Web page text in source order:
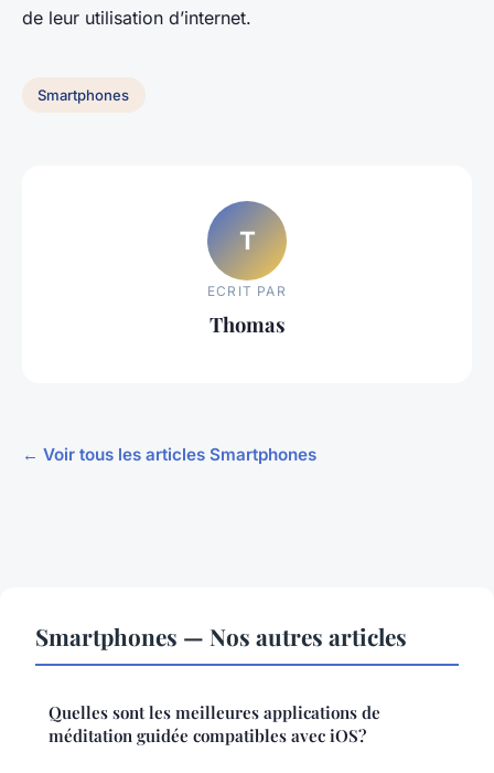
de leur utilisation d’internet.
Smartphones
T
ECRIT PAR
Thomas
← Voir tous les articles Smartphones
Smartphones — Nos autres articles
Quelles sont les meilleures applications de
méditation guidée compatibles avec iOS?